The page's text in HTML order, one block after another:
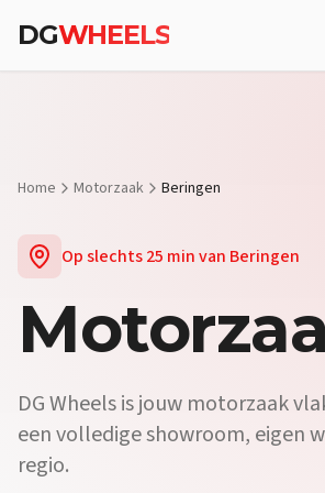
Vraag:Waar koop ik een motor vlakbij
DGWHEELS
Home Motorzaak Beringen
Op slechts25 minvan Beringen
DG Wheels is jouw motorzaak
een volledige showroom, eigen
regio.